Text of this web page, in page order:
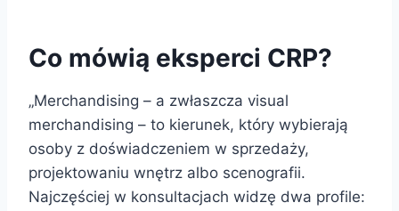
Co mówią eksperci CRP?
„Merchandising – a zwłaszcza visual
merchandising – to kierunek, który wybierają
osoby z doświadczeniem w sprzedaży,
projektowaniu wnętrz albo scenografii.
Najczęściej w konsultacjach widzę dwa profile: